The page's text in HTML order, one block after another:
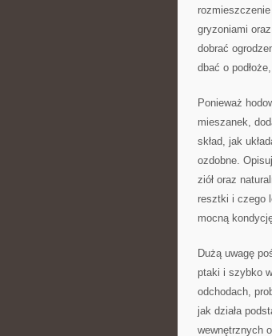
gryzoniami
dobrać
dbać o
Ponieważ
mieszanek,
skład, jak
ozdobne.
ziół oraz
resztki i czego
mocną
Dużą uwagę
ptaki i szybko
odchodach,
jak działa
wewnętrznych